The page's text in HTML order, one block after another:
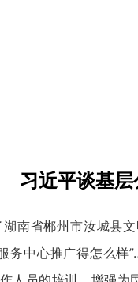
习近平谈基
南省郴州市汝城县
务中心推广得怎么